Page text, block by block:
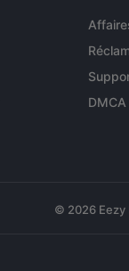
DMCA
© 2026 Eezy